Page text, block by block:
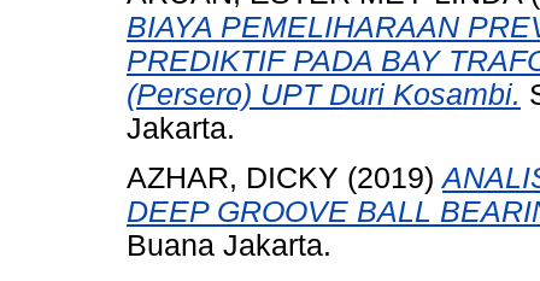
BIAYA PEMELIHARAAN
PREDIKTIF PADA BAY
(Persero) UPT Duri Kosambi.
Jakarta.
AZHAR, DICKY (2019)
DEEP GROOVE BALL
Buana Jakarta.